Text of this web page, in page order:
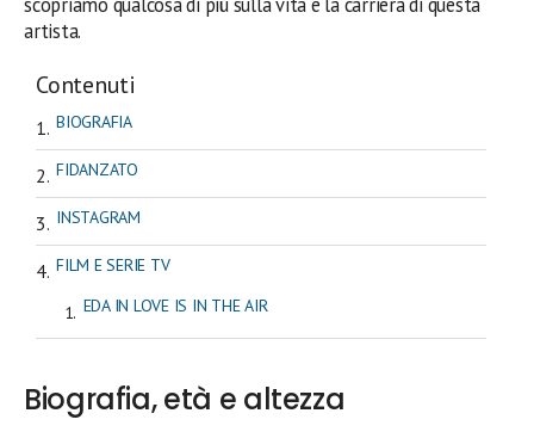
artista.
Contenuti
BIOGRAFIA
FIDANZATO
INSTAGRAM
FILM E SERIE TV
EDA IN LOVE IS IN THE AIR
Biografia, età e altezza